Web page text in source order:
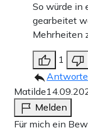
So würde in
gearbeitet
Mehrheiten
1
Matilde
Melden
Für mich ein